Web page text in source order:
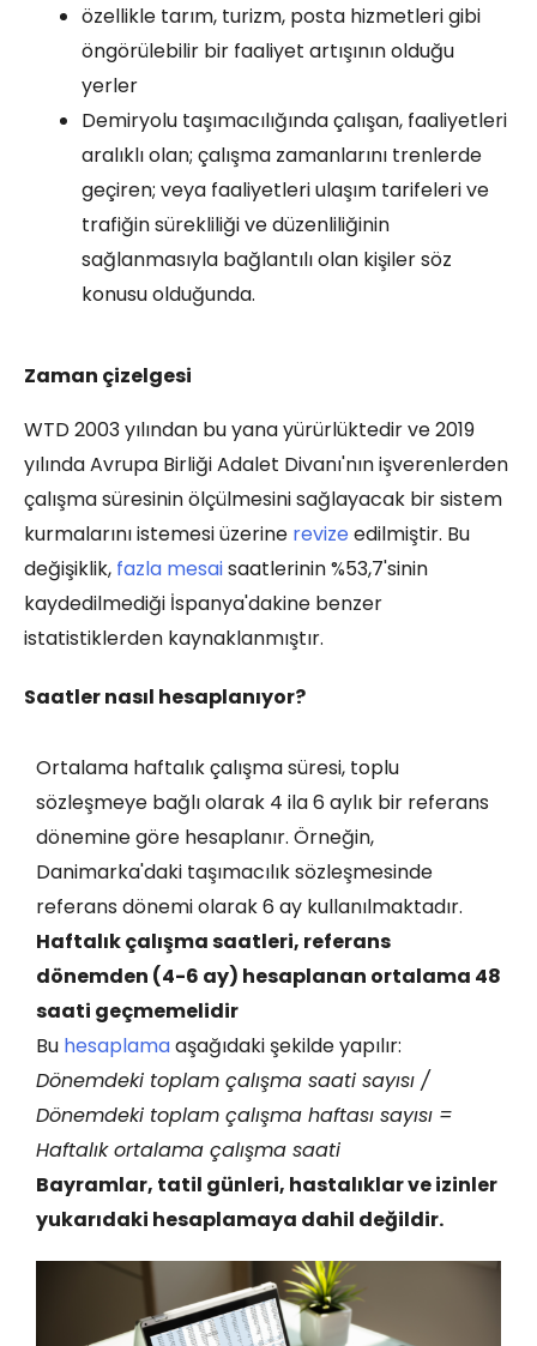
özellikle tarım, turizm, posta hizmetleri gibi
öngörülebilir bir faaliyet artışının olduğu
yerler
Demiryolu taşımacılığında çalışan, faaliyetleri
aralıklı olan; çalışma zamanlarını trenlerde
geçiren; veya faaliyetleri ulaşım tarifeleri ve
trafiğin sürekliliği ve düzenliliğinin
sağlanmasıyla bağlantılı olan kişiler söz
konusu olduğunda.
Zaman çizelgesi
WTD 2003 yılından bu yana yürürlüktedir ve 2019
yılında Avrupa Birliği Adalet Divanı'nın işverenlerden
çalışma süresinin ölçülmesini sağlayacak bir sistem
kurmalarını istemesi üzerine revize edilmiştir. Bu
değişiklik, fazla mesaisaatlerinin %53,7'sinin
kaydedilmediği İspanya'dakine benzer
istatistiklerden kaynaklanmıştır.
Saatler nasıl hesaplanıyor?
Ortalama haftalık çalışma süresi, toplu
sözleşmeye bağlı olarak 4 ila 6 aylık bir referans
dönemine göre hesaplanır. Örneğin,
Danimarka'daki taşımacılık sözleşmesinde
referans dönemi olarak 6 ay kullanılmaktadır.
Haftalık çalışma saatleri, referans
dönemden (4-6 ay) hesaplanan ortalama 48
saati geçmemelidir
Bu hesaplamaaşağıdaki şekilde yapılır:
Dönemdeki toplam çalışma saati sayısı /
Dönemdeki toplam çalışma haftası sayısı =
Haftalık ortalama çalışma saati
Bayramlar, tatil günleri, hastalıklar ve izinler
yukarıdaki hesaplamaya dahil değildir.